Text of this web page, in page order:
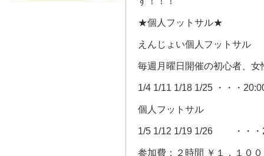
★個人フットサル★
えんじょい個人フットサル
毎週月曜日開催の初心者、
1/4 1/11 1/18 1/25 ・・・
個人フットサル
1/5 1/12 1/19 1/26 ・・・
参加費：２時間 ￥１，１００